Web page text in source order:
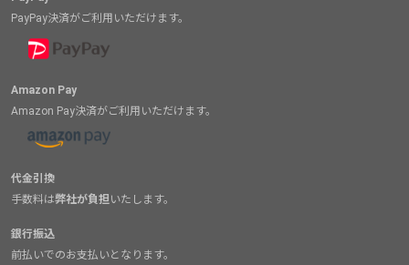
PayPay決済がご利用いただけます。
Amazon Pay
Amazon Pay決済がご利用いただけます。
代金引換
手数料は弊社が負担いたします。
銀行振込
前払いでのお支払いとなります。